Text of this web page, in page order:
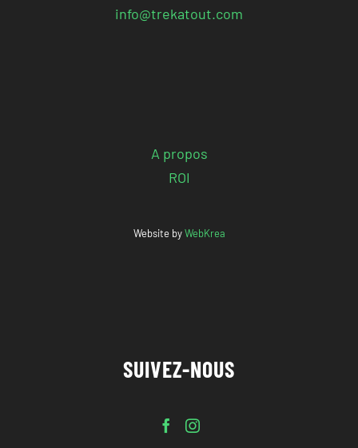
info@trekatout.com
A propos
ROI
Website byWebKrea
SUIVEZ-NOUS